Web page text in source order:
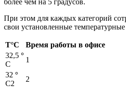
При этом для каждых категорий
свои установленные
Т°C
Время работы в офисе
32,5 °
C
1
32 °
C2
2